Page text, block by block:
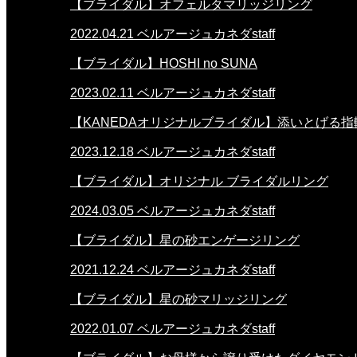
【ブライダル】オフェルタマリッジリング
2022.04.21 ベルアージュカネダstaff
【ブライダル】HOSHI no SUNA
2023.02.11 ベルアージュカネダstaff
【KANEDAオリジナルブライダル】添いとげる指
2023.12.18 ベルアージュカネダstaff
【ブライダル】オリジナル ブライダルリング
2024.03.05 ベルアージュカネダstaff
【ブライダル】星の砂エンゲージリング
2021.12.24 ベルアージュカネダstaff
【ブライダル】星の砂マリッジリング
2022.01.07 ベルアージュカネダstaff